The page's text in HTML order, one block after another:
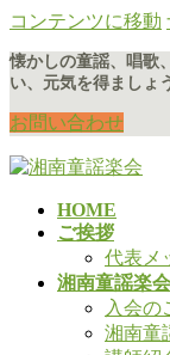
コンテンツに移動
懐かしの童謡、唱歌
い、元気を得ましょ
お問い合わせ
HOME
ご挨拶
代表メ
湘南童謡楽
入会の
湘南童